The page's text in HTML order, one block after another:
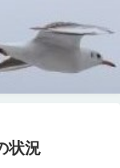
状況